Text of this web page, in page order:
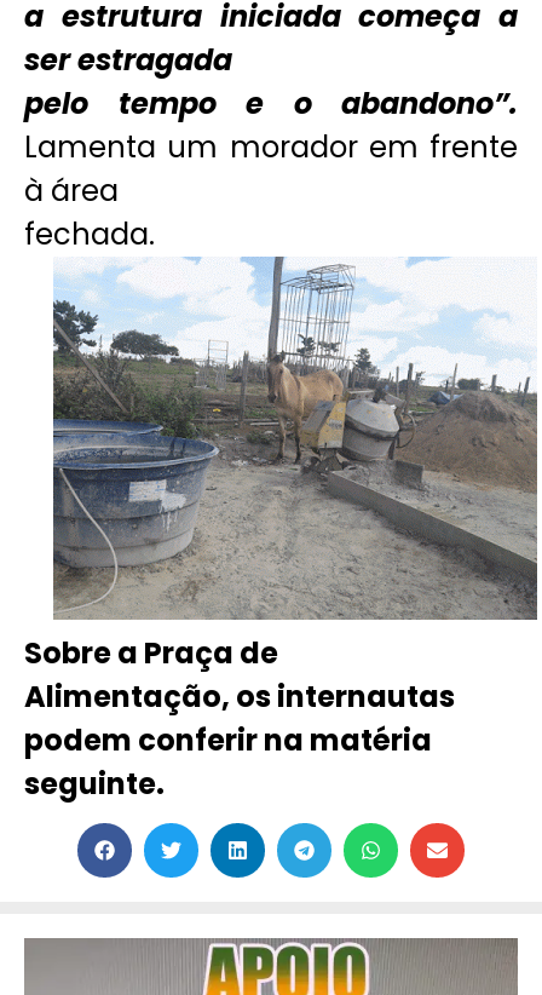
a estrutura iniciada começa a
ser estragada
pelo tempo e o abandono”.
Lamenta um morador em frente
à área
fechada.
Sobre a Praça de
Alimentação, os internautas
podem conferir na matéria
seguinte.